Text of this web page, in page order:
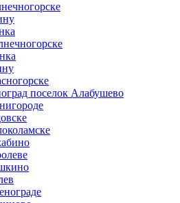
поселок Алабушево